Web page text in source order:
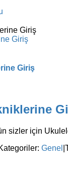
Giriş
Giriş
sizler için
Genel